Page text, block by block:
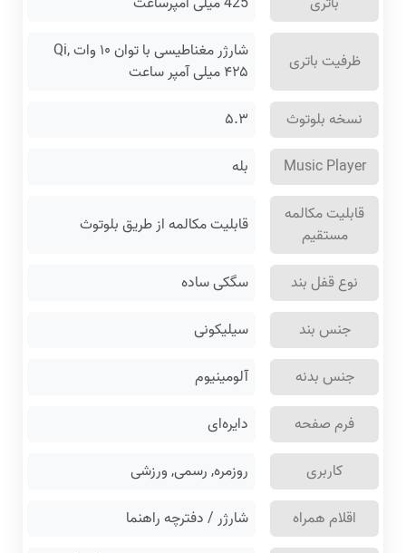
ظرفیت باتری
شارژر مغناطیسی با توان ۱۰ وات Qi,
۴۲۵ میلی آمپر ساعت
نسخه بلوتوث
۵.۳
Music Player
بله
قابلیت مکالمه
مستقیم
قابلیت مکالمه از طریق بلوتوث
نوع قفل بند
سگکی ساده
جنس بند
سیلیکونی
جنس بدنه
آلومینیوم
فرم صفحه
دایره‌ای
کاربری
روزمره, رسمی, ورزشی
اقلام همراه
شارژر / دفترچه راهنما